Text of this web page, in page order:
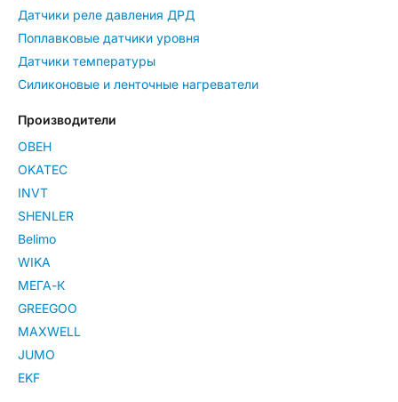
Датчики реле давления ДРД
Поплавковые датчики уровня
Датчики температуры
Силиконовые и ленточные нагреватели
Производители
ОВЕН
OKATEC
INVT
SHENLER
Belimo
WIKA
МЕГА-К
GREEGOO
MAXWELL
JUMO
EKF